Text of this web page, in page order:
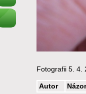
Fotografii 5. 4.
Autor
Názor